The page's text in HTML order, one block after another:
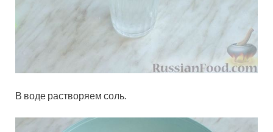
В воде растворяем соль.